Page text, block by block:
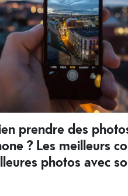
prendre des
? Les meilleurs
photos avec